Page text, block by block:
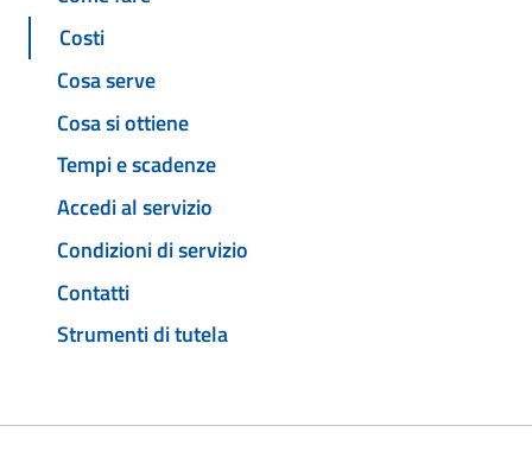
Costi
Cosa serve
Cosa si ottiene
Tempi e scadenze
Accedi al servizio
Condizioni di servizio
Contatti
Strumenti di tutela